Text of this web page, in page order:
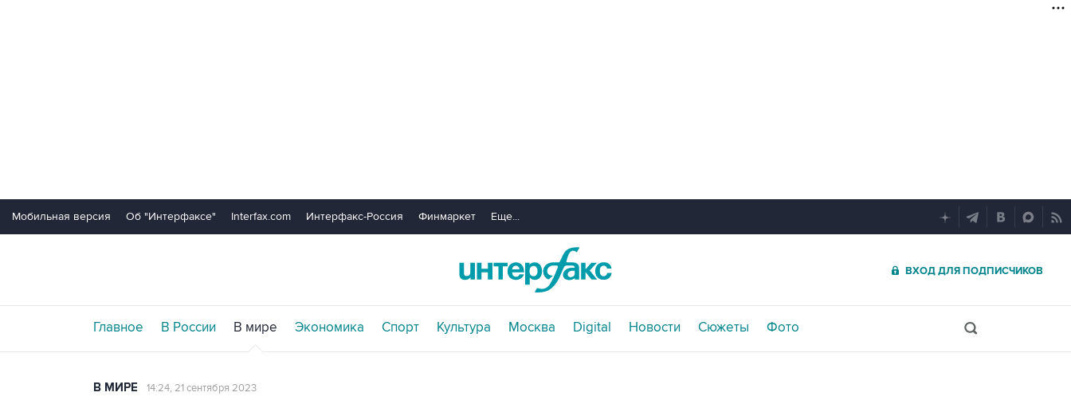
Мобильная версия Об "Интерфаксе" Interfax.com Интерфакс-Россия Финмаркет Еще...
ВХОД ДЛЯ ПОДПИСЧИКОВ
Главное В России В мире Экономика Спорт Культура Москва Digital Новости Сюжеты Фото
В МИРЕ 14:24, 21 сентября 2023